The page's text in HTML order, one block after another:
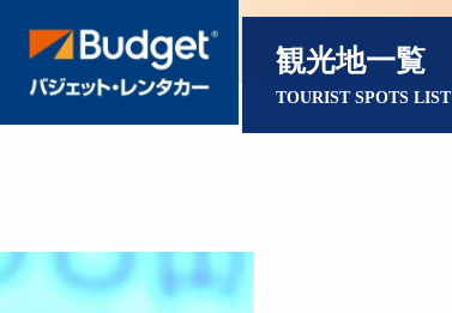
観光地一覧
TOURIST SPOTS LIST